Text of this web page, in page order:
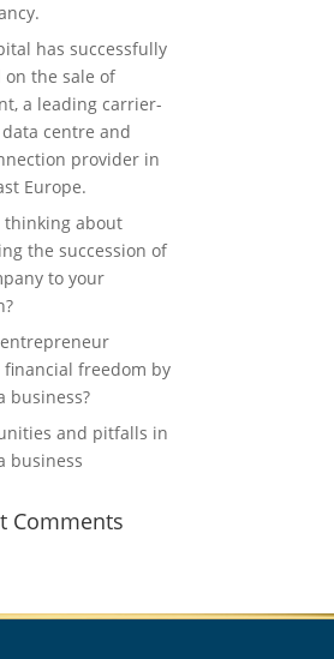
has successfully
on the sale of
a leading carrier-
centre and
provider in
Europe.
thinking about
the succession of
to your
financial freedom by
business?
and pitfalls in
business
Comments